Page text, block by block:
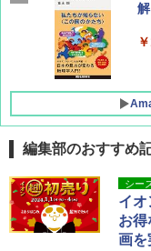
[
&
-
￥
編集部のおすすめ
シー
イ
お
画を